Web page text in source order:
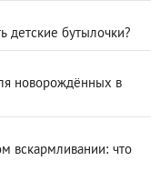
детские бутылочки?
новорождённых в
вскармливании: что